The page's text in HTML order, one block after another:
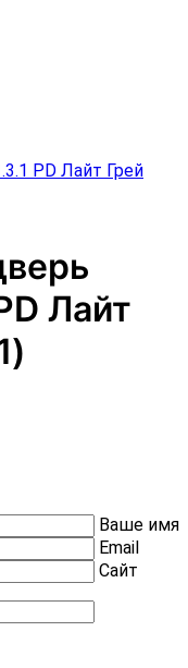
PD Лайт Грей
Лайт
Ваше имя
Email
Сайт